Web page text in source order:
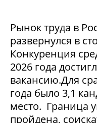
Рынок труда в
развернулся в
Конкуренция
2026 года
вакансию.Для
года было 3,1
место. Граница
пройдена,